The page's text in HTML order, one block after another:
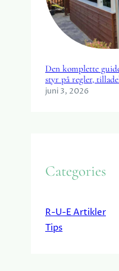
Den komplette
styr på regler,
juni 3, 2026
Categories
R-U-E Artikler
Tips